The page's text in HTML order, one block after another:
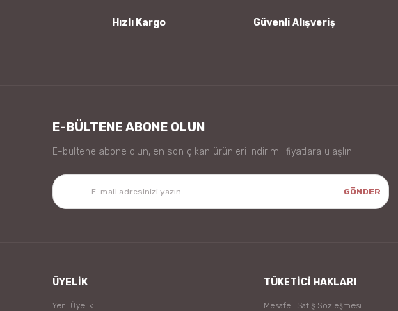
Hızlı Kargo Güvenli Alışveriş
E-BÜLTENE ABONE OLUN
E-bültene abone olun, en son çıkan ürünleri indirimli fiyatlara ulaşlın
GÖNDER
ÜYELİK
Yeni Üyelik
TÜKETİCİ HAKLARI
Mesafeli Satış Sözleşmesi